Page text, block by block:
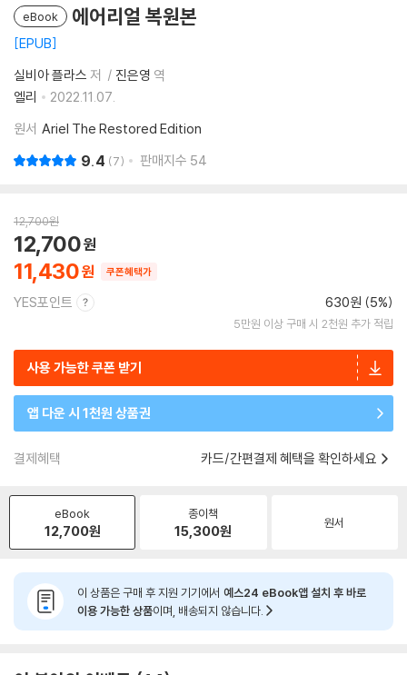
eBook 에어리얼 복원본
EPUB
실비아 플라스 저 진은영 역
엘리
2022.11.07.
원서 Ariel The Restored Edition
9.4 7 판매지수 54
12,700원
11,430
12,700
쿠폰혜택가
YES포인트 630원 (5%)
5만원 이상 구매 시 2천원 추가 적립
사용 가능한 쿠폰 받기
앱 다운 시 1천원 상품권
결제혜택 카드/간편결제 혜택을 확인하세요
eBook
12,700원
종이책
15,300원 원서
이 상품은 구매 후 지원 기기에서 예스24 eBook앱 설치 후 바로
이용 가능한 상품이며, 배송되지 않습니다.